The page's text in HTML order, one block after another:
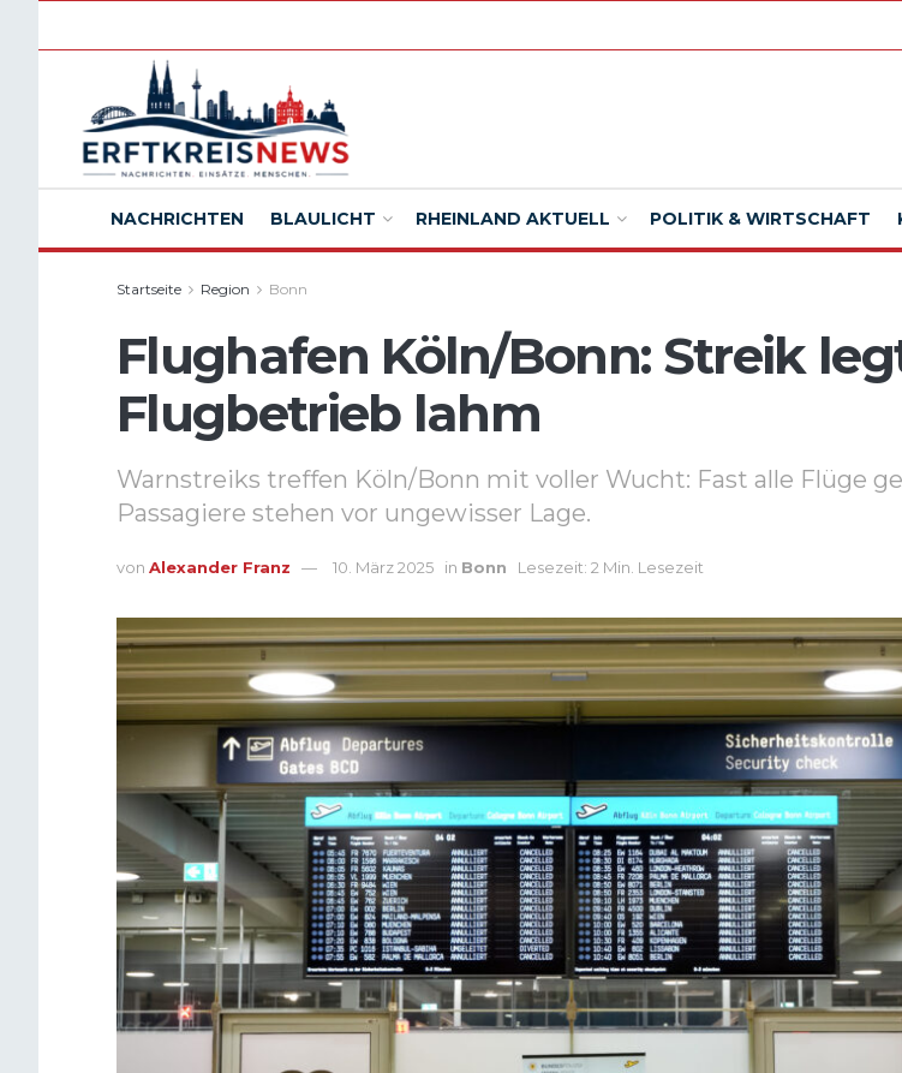
NACHRICHTEN BLAULICHT RHEINLAND AKTUELL POLITIK & WIRTSCHAFT
Startseite Region Bonn
Flughafen Köln/Bonn: Streik
Flugbetrieb lahm
Warnstreiks treffen Köln/Bonn mit voller Wucht: Fast alle Flüge
Passagiere stehen vor ungewisser Lage.
von Alexander Franz 10. März 2025 in Bonn Lesezeit: 2 Min. Lesezeit